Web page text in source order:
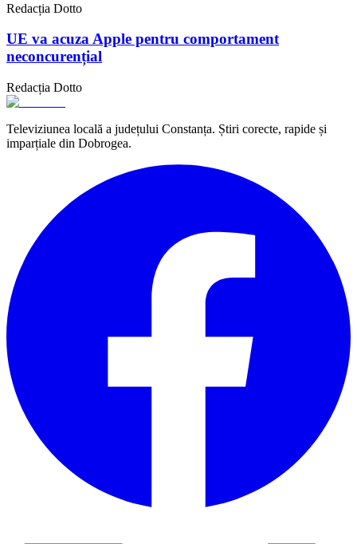
Redacția Dotto
UE va acuza Apple pentru comportament
neconcurențial
Redacția Dotto
Televiziunea locală a județului Constanța. Știri corecte, rapide și
imparțiale din Dobrogea.